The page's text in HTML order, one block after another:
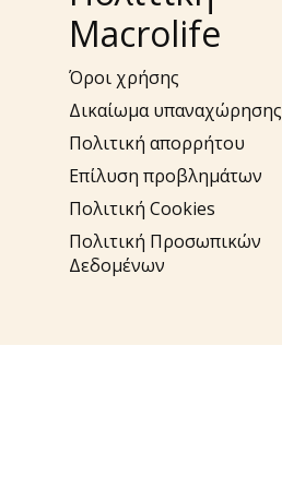
Macrolife
Όροι χρήσης
Δικαίωμα υπαναχώρησης
Πολιτική απορρήτου
Επίλυση προβλημάτων
Πολιτική Cookies
Πολιτική Προσωπικών
Δεδομένων